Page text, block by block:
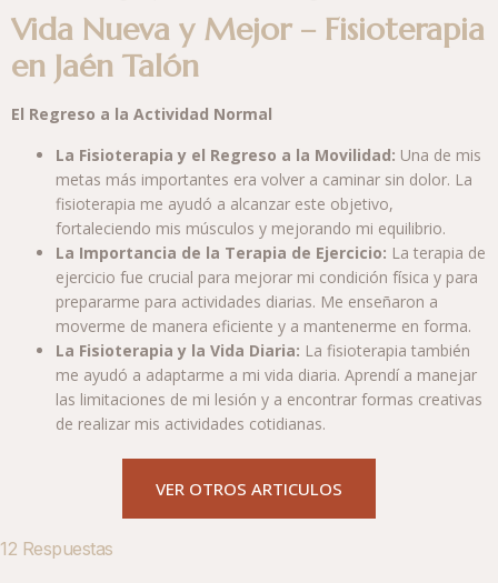
Vida Nueva y Mejor – Fisioterapia
en Jaén Talón
El Regreso a la Actividad Normal
La Fisioterapia y el Regreso a la Movilidad: Una de mis
metas más importantes era volver a caminar sin dolor. La
fisioterapia me ayudó a alcanzar este objetivo,
fortaleciendo mis músculos y mejorando mi equilibrio.
La Importancia de la Terapia de Ejercicio: La terapia de
ejercicio fue crucial para mejorar mi condición física y para
prepararme para actividades diarias. Me enseñaron a
moverme de manera eficiente y a mantenerme en forma.
La Fisioterapia y la Vida Diaria: La fisioterapia también
me ayudó a adaptarme a mi vida diaria. Aprendí a manejar
las limitaciones de mi lesión y a encontrar formas creativas
de realizar mis actividades cotidianas.
VER OTROS ARTICULOS
12 Respuestas